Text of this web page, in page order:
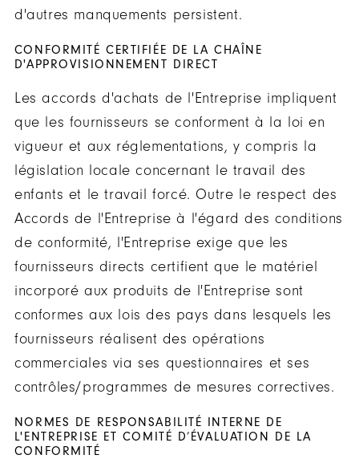
d'autres manquements persistent.
CONFORMITÉ CERTIFIÉE DE LA CHAÎNE
D'APPROVISIONNEMENT DIRECT
Les accords d'achats de l'Entreprise impliquent
que les fournisseurs se conforment à la loi en
vigueur et aux réglementations, y compris la
législation locale concernant le travail des
enfants et le travail forcé. Outre le respect des
Accords de l'Entreprise à l'égard des conditions
de conformité, l'Entreprise exige que les
fournisseurs directs certifient que le matériel
incorporé aux produits de l'Entreprise sont
conformes aux lois des pays dans lesquels les
fournisseurs réalisent des opérations
commerciales via ses questionnaires et ses
contrôles/programmes de mesures correctives.
NORMES DE RESPONSABILITÉ INTERNE DE
L'ENTREPRISE ET COMITÉ D’ÉVALUATION DE LA
CONFORMITÉ